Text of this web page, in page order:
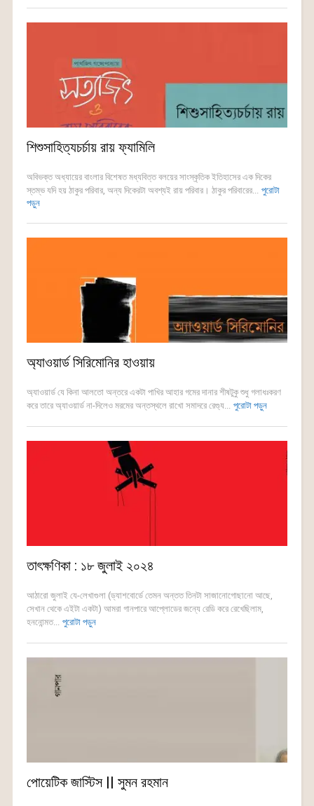
শিশুসাহিত্যচর্চায় রায় ফ্যামিলি
অবিভক্ত অধ্যায়ের বাংলার বিশেষত মধ্যবিত্ত বলয়ের সাংস্কৃতিক ইতিহাসের এক দিকের
স্তম্ভ যদি হয় ঠাকুর পরিবার, অন্য দিকেরটা অবশ্যই রায় পরিবার। ঠাকুর পরিবারের... পুরোটা
পড়ুন
অ্যাওয়ার্ড সিরিমোনির হাওয়ায়
অ্যাওয়ার্ড যে কিনা আলতো অন্তরে একটা পাখির আহার গমের দানার শীষটুকু শুধু গলাধঃকরণ
করে তারে অ্যাওয়ার্ড না-দিলেও মরমের অন্তস্থলে রাখো সমাদরে রেগ্যু... পুরোটা পড়ুন
তাৎক্ষণিকা : ১৮ জুলাই ২০২৪
আঠারো জুলাই যে-লেখাগুলা (ড্যাশবোর্ডে তেমন অন্তত তিনটা সাজানোগোছানো আছে,
সেখান থেকে এইটা একটা) আমরা গানপারে আপ্লোডের জন্যে রেডি করে রেখেছিলাম,
হননোন্মত... পুরোটা পড়ুন
পোয়েটিক জাস্টিস || সুমন রহমান